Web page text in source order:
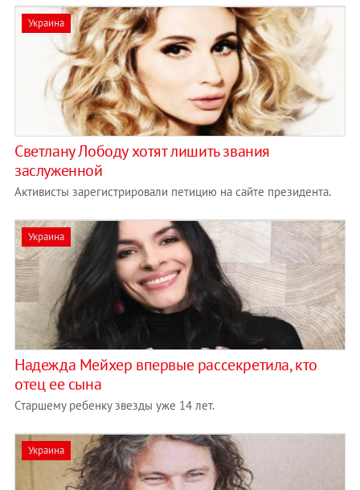
Украина
Светлану Лободу хотят лишить звания
заслуженной
Активисты зарегистрировали петицию на сайте президента.
Украина
Надежда Мейхер впервые рассекретила, кто
отец ее сына
Старшему ребенку звезды уже 14 лет.
Украина